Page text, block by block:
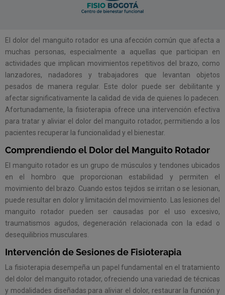
El dolor del manguito rotador es una afección común que afecta a
muchas personas, especialmente a aquellas que participan en
actividades que implican movimientos repetitivos del brazo, como
lanzadores, nadadores y trabajadores que levantan objetos
pesados de manera regular. Este dolor puede ser debilitante y
afectar significativamente la calidad de vida de quienes lo padecen.
Afortunadamente, la fisioterapia ofrece una intervención efectiva
para tratar y aliviar el dolor del manguito rotador, permitiendo a los
pacientes recuperar la funcionalidad y el bienestar.
Comprendiendo el Dolor del Manguito Rotador
El manguito rotador es un grupo de músculos y tendones ubicados
en el hombro que proporcionan estabilidad y permiten el
movimiento del brazo. Cuando estos tejidos se irritan o se lesionan,
puede resultar en dolor y limitación del movimiento. Las lesiones del
manguito rotador pueden ser causadas por el uso excesivo,
traumatismos agudos, degeneración relacionada con la edad o
desequilibrios musculares.
Intervención de Sesiones de Fisioterapia
La fisioterapia desempeña un papel fundamental en el tratamiento
del dolor del manguito rotador, ofreciendo una variedad de técnicas
y modalidades diseñadas para aliviar el dolor, restaurar la función y